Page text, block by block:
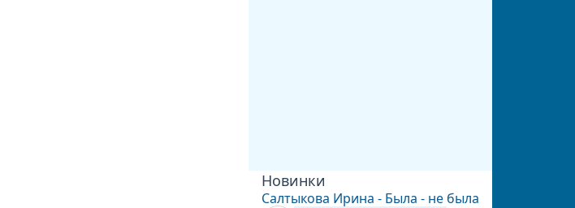
Новинки
Салтыкова Ирина - Была - не была